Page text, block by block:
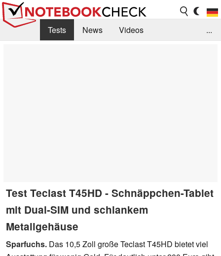
Tests News
Videos
...
Test Teclast T45HD - Schnäppchen-Tablet
mit Dual-SIM und schlankem
Metallgehäuse
Sparfuchs. Das 10,5 Zoll große Teclast T45HD bietet viel